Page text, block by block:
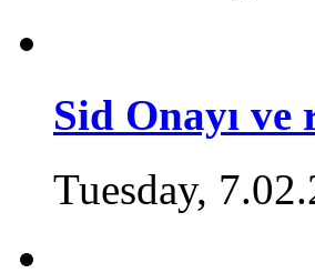
Sid Onayı
Tuesday,